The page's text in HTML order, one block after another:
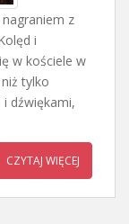
z
i
w kościele w
tylko
dźwiękami,
CZYTAJ WIĘCEJ